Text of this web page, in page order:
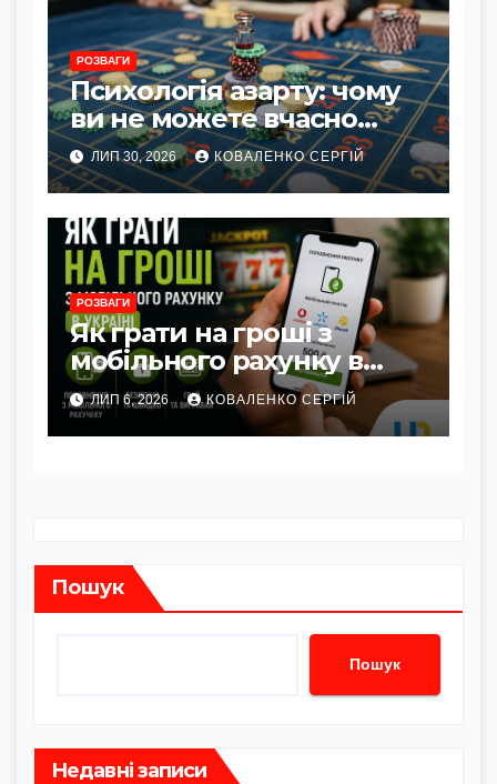
РОЗВАГИ
Психологія азарту: чому
ви не можете вчасно
зупинитися
ЛИП 30, 2026 КОВАЛЕНКО СЕРГІЙ
РОЗВАГИ
Як грати на гроші з
мобільного рахунку в
Україні
ЛИП 6, 2026 КОВАЛЕНКО СЕРГІЙ
Пошук
Пошук
Недавні записи